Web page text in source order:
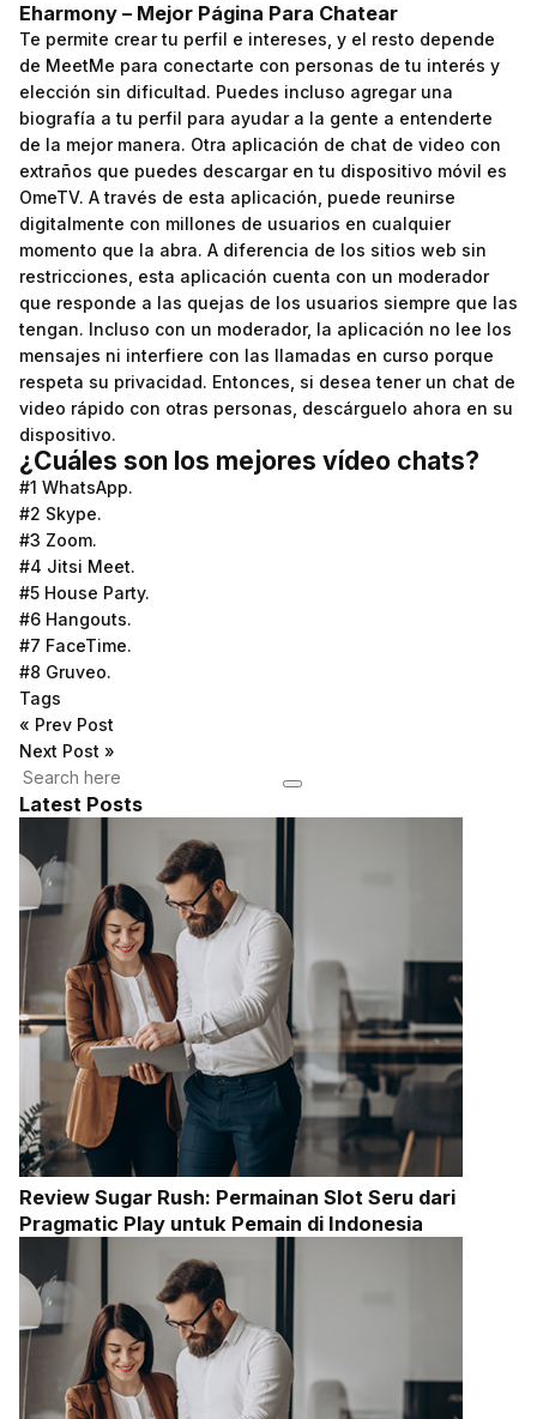
Eharmony – Mejor Página Para Chatear
Te permite crear tu perfil e intereses, y el resto depende
de MeetMe para conectarte con personas de tu interés y
elección sin dificultad. Puedes incluso agregar una
biografía a tu perfil para ayudar a la gente a entenderte
de la mejor manera. Otra aplicación de chat de video con
extraños que puedes descargar en tu dispositivo móvil es
OmeTV. A través de esta aplicación, puede reunirse
digitalmente con millones de usuarios en cualquier
momento que la abra. A diferencia de los sitios web sin
restricciones, esta aplicación cuenta con un moderador
que responde a las quejas de los usuarios siempre que las
tengan. Incluso con un moderador, la aplicación no lee los
mensajes ni interfiere con las llamadas en curso porque
respeta su privacidad. Entonces, si desea tener un chat de
video rápido con otras personas, descárguelo ahora en su
dispositivo.
¿Cuáles son los mejores vídeo chats?
#1 WhatsApp.
#2 Skype.
#3 Zoom.
#4 Jitsi Meet.
#5 House Party.
#6 Hangouts.
#7 FaceTime.
#8 Gruveo.
Tags
« Prev Post
Next Post »
Latest Posts
Review Sugar Rush: Permainan Slot Seru dari
Pragmatic Play untuk Pemain di Indonesia